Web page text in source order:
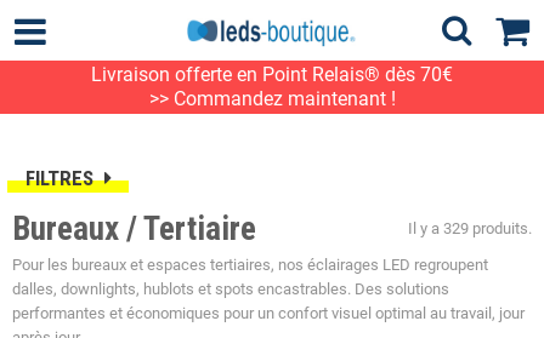
Livraison offerte en Point Relais® dès 70€
>> Commandez maintenant !
FILTRES
Il y a 329 produits.
Bureaux / Tertiaire
Pour les bureaux et espaces tertiaires, nos éclairages LED regroupent
dalles, downlights, hublots et spots encastrables. Des solutions
performantes et économiques pour un confort visuel optimal au travail, jour